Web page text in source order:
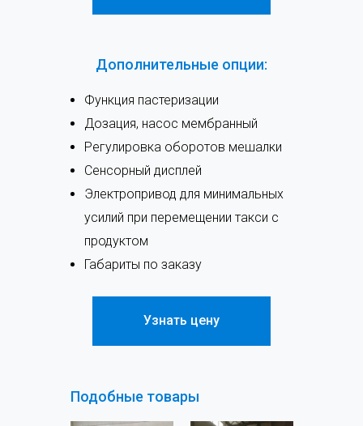
Дополнительные опции:
Функция пастеризации
Дозация, насос мембранный
Регулировка оборотов мешалки
Сенсорный дисплей
Электропривод для минимальных
усилий при перемещении такси с
продуктом
Габариты по заказу
Узнать цену
Подобные товары